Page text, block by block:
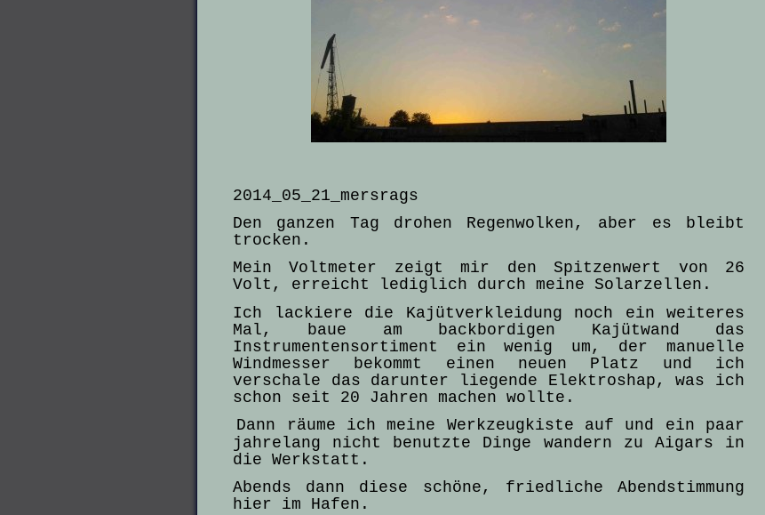
2014_05_21_mersrags
Den ganzen Tag drohen Regenwolken, aber es bleibt
trocken.
Mein Voltmeter zeigt mir den Spitzenwert von 26
Volt, erreicht lediglich durch meine Solarzellen.
Ich lackiere die Kajütverkleidung noch ein weiteres
Mal, baue am backbordigen Kajütwand das
Instrumentensortiment ein wenig um, der manuelle
Windmesser bekommt einen neuen Platz und ich
verschale das darunter liegende Elektroshap, was ich
schon seit 20 Jahren machen wollte.
Dann räume ich meine Werkzeugkiste auf und ein paar
jahrelang nicht benutzte Dinge wandern zu Aigars in
die Werkstatt.
Abends dann diese schöne, friedliche Abendstimmung
hier im Hafen.